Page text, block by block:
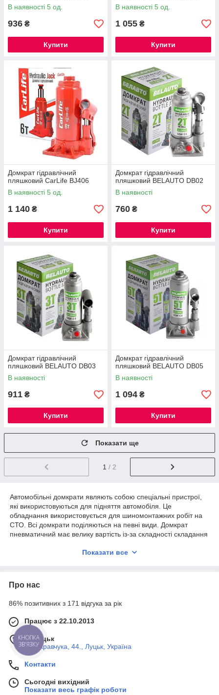
В наявності 5 од.
936 ₴
Купити
В наявності 5 од.
1 055 ₴
Купити
Домкрат гідравлічний
пляшковий CarLife BJ406
В наявності 5 од.
1 140 ₴
Купити
Домкрат гідравлічний
пляшковий BELAUTO DB02
В наявності
760 ₴
Купити
Домкрат гідравлічний
пляшковий BELAUTO DB03
В наявності
911 ₴
Купити
Домкрат гідравлічний
пляшковий BELAUTO DB05
В наявності
1 094 ₴
Купити
Показати ще
1 / 2
Автомобільні домкрати являють собою спеціальні пристрої,
які використовуються для підняття автомобіля. Це
обладнання використовується для шиномонтажних робіт на
СТО. Всі домкрати поділяються на певні види. Домкрат
пневматичний має велику вартість із-за складності складання
Гвинтові домкрати - одні з найнадійніших, але більшість має
вищеописаних домкратів існують: підкатний домкрат,
рейковий домкрат, пляшковий домкрат. Наші фахівці
допоможуть Вам вибрати домкрат для Ваших потреб і
Вашого транспортного засобу. Купити домкрат Ви можете в
магазині "TVMusic" за низькою ціною.
Показати все
Про нас
86% позитивних з 171 відгука за рік
Працює з 22.10.2013
м. Луцьк
вул. Кравчука, 44., Луцьк, Україна
Контакти
Сьогодні вихідний
Показати весь графік роботи
КНОПКА
ЗВ'ЯЗКУ